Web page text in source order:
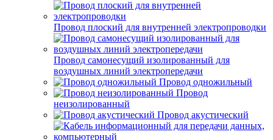
Провод плоский для внутренней электропроводки
Провод самонесущий изолированный для
воздушных линий электропередачи
Провод одножильный
Провод
неизолированный
Провод акустический